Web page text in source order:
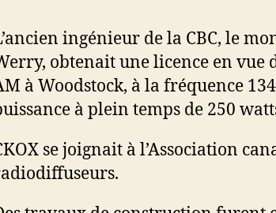
ingénieur de la CBC, le
obtenait une licence en vue
à Woodstock, à la fréquence
à plein temps de 250
se joignait à l’Association